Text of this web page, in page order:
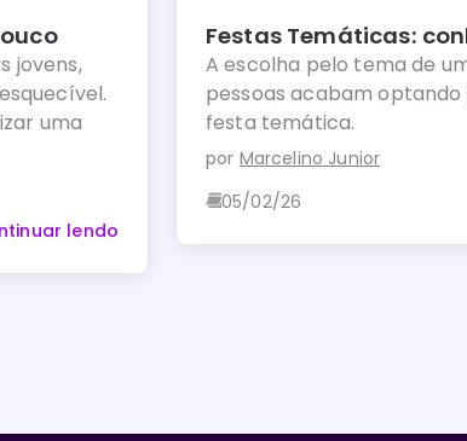
jovens,
uma
lendo
Festas Temáticas:
A escolha pelo tema de
pessoas acabam
festa temática.
por Marcelino Junior
05/02/26